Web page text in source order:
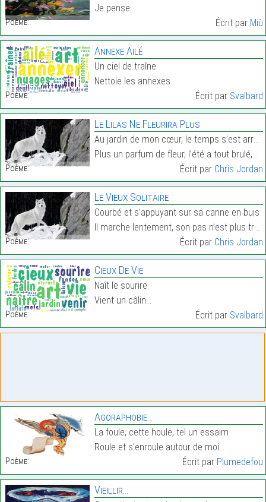
Poème:
Je pense…
Écrit par Miù
Poème:
Annexe Ailé
Un ciel de traîne
Nettoie les annexes…
Écrit par Svalbard
Poème:
Le Lilas Ne Fleurira Plus
Au jardin de mon cœur, le temps s’est arrêté
Plus un parfum de fleur, l’été a tout brulé,…
Écrit par Chris Jordan
Poème:
Le Vieux Solitaire
Courbé et s’appuyant sur sa canne en buis
Il marche lentement, son pas n’est plus très sûr.…
Écrit par Chris Jordan
Poème:
Cieux De Vie
Naît le sourire
Vient un câlin…
Écrit par Svalbard
Poème:
Agoraphobie…
La foule, cette houle, tel un essaim
Roule et s’enroule autour de moi…
Écrit par Plumedefou
Vieillir…